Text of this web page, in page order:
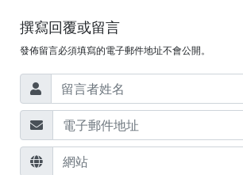
撰寫回覆或留言
發佈留言必須填寫的電子郵件地址不會公開。